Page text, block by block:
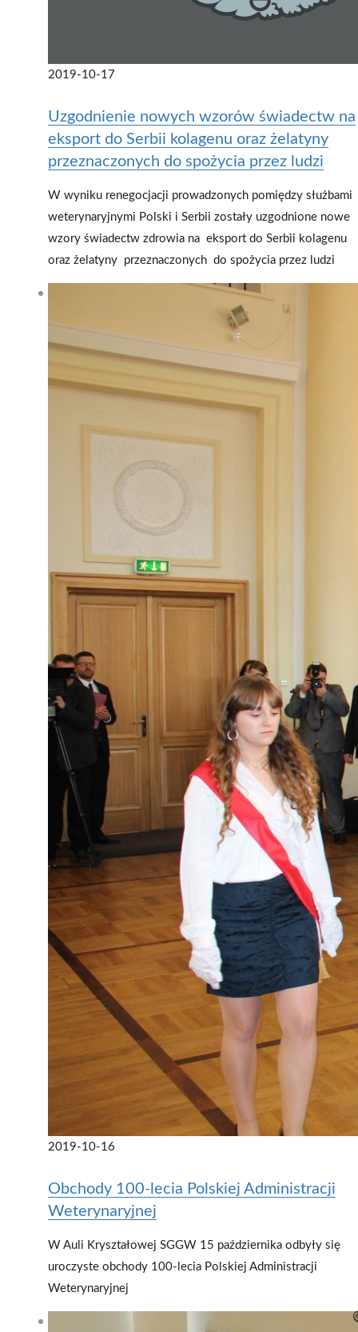
2019-10-17
Uzgodnienie nowych wzorów świadectw na
eksport do Serbii kolagenu oraz żelatyny
przeznaczonych do spożycia przez ludzi
W wyniku renegocjacji prowadzonych pomiędzy służbami
weterynaryjnymi Polski i Serbii zostały uzgodnione nowe
wzory świadectw zdrowia na eksport do Serbii kolagenu
oraz żelatyny przeznaczonych do spożycia przez ludzi
2019-10-16
Obchody 100-lecia Polskiej Administracji
Weterynaryjnej
W Auli Kryształowej SGGW 15 października odbyły się
uroczyste obchody 100-lecia Polskiej Administracji
Weterynaryjnej